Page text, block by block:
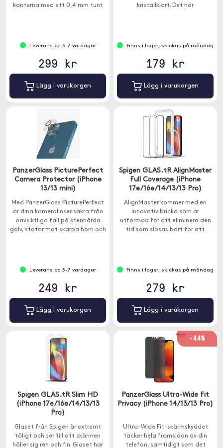
kanterna med ett 0,4 mm tunt
Leverans ca 3-7 vardagar
299 kr
Lägg i varukorgen
kristallklart. Det här
Finns i lager, skickas på måndag
179 kr
Lägg i varukorgen
PanzerGlass PicturePerfect
Camera Protector (iPhone
13/13 mini)
Med PanzerGlass PicturePerfect
är dina kameralinser säkra från
oavsiktliga fall på stenhårda
golv, stötar mot skarpa hörn och
Leverans ca 3-7 vardagar
249 kr
Lägg i varukorgen
Spigen GLAS.tR AlignMaster
Full Coverage (iPhone
17e/16e/14/13/13 Pro)
AlignMaster kommer med en
innovativ bricka som är
utformad för att eliminera den
tid som slösas bort för att
Finns i lager, skickas på måndag
279 kr
Lägg i varukorgen
Spigen GLAS.tR Slim HD
(iPhone 17e/16e/14/13/13
Pro)
Glaset från Spigen är extremt
tåligt och ser till att skärmen
håller sig ren och fin. Glaset har
-44%
PanzerGlass Ultra-Wide Fit
Privacy (iPhone 14/13/13 Pro)
Ultra-Wide Fit-skärmskyddet
täcker hela framsidan av din
telefon, samtidigt som det